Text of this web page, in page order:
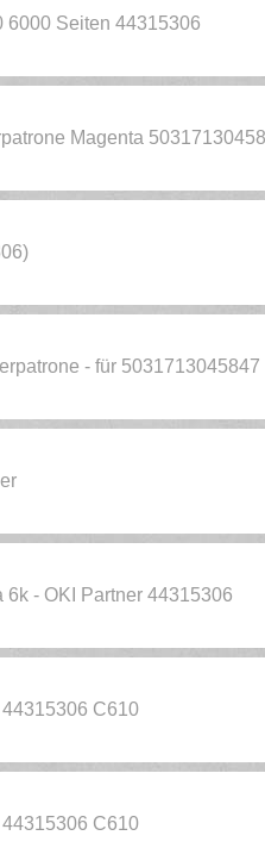
6000 Seiten 44315306
Magenta
- für 5031713045847
6k - OKI Partner 44315306
C610
C610